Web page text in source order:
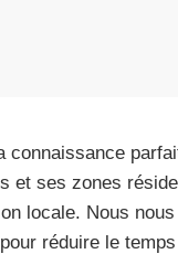
connaissance
et ses zones
locale. Nous nous
réduire le temps